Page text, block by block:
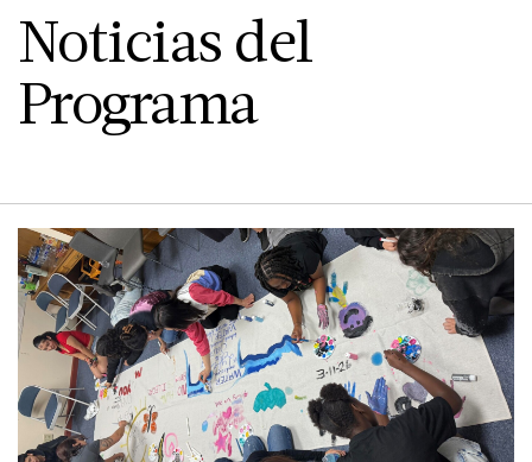
Noticias del
Programa